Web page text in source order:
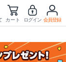
カート ログイン 会員登録